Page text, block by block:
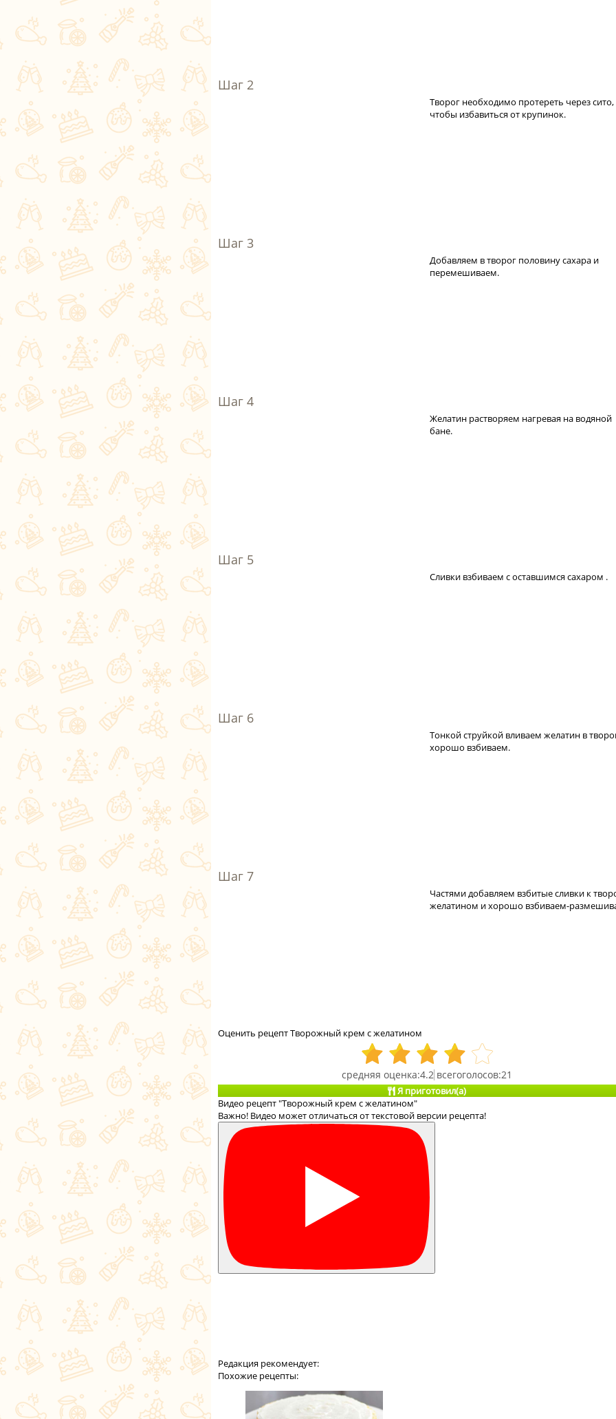
Творог необходимо протереть через сито,
чтобы избавиться от крупинок.
Добавляем в творог половину сахара и
перемешиваем.
Желатин растворяем нагревая на водяной
бане.
Сливки взбиваем с оставшимся сахаром .
Тонкой струйкой вливаем желатин в
хорошо взбиваем.
Частями добавляем взбитые сливки к
желатином и хорошо взбиваем-
Оценить рецепт Творожный крем с желатином
4.2 21
Я приготовил(а)
Видео рецепт "Творожный крем с желатином"
Важно! Видео может отличаться от текстовой версии рецепта!
Редакция рекомендует:
Похожие рецепты: